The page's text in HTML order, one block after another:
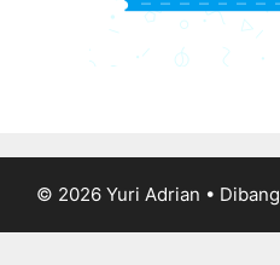
© 2026 Yuri Adrian •